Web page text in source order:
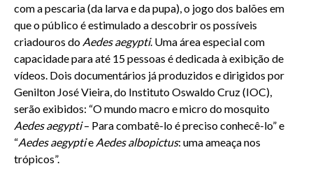
com a pescaria (da larva e da pupa), o jogo dos balões em
que o público é estimulado a descobrir os possíveis
criadouros do Aedes aegypti. Uma área especial com
capacidade para até 15 pessoas é dedicada à exibição de
vídeos. Dois documentários já produzidos e dirigidos por
Genilton José Vieira, do Instituto Oswaldo Cruz (IOC),
serão exibidos: “O mundo macro e micro do mosquito
Aedes aegypti– Para combatê-lo é preciso conhecê-lo” e
“Aedes aegyptie Aedes albopictus: uma ameaça nos
trópicos”.